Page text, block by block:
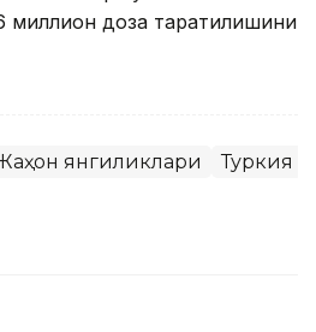
миллион доза тарқатилишини
янгиликлари Туркия